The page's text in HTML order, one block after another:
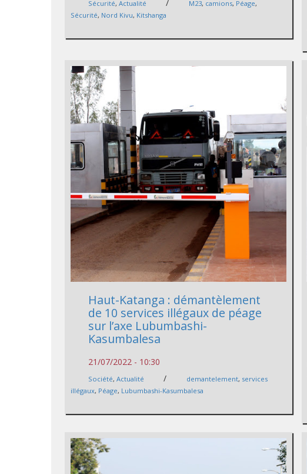
Sécurité,Actualité / M23, camions, Péage,
Sécurité, Nord Kivu, Kitshanga
Haut-Katanga : démantèlement
de 10 services illégaux de péage
sur l’axe Lubumbashi-
Kasumbalesa
21/07/2022 - 10:30
Société,Actualité / demantelement, services
illégaux, Péage, Lubumbashi-Kasumbalesa